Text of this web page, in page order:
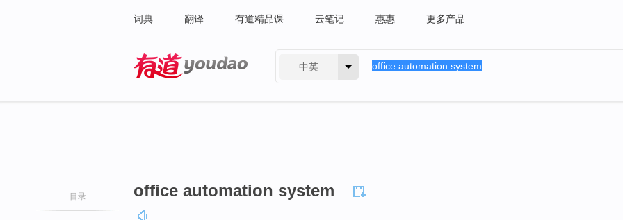
词典 翻译 有道精品课 云笔记 惠惠 更多产品
中英
目录 office automation system